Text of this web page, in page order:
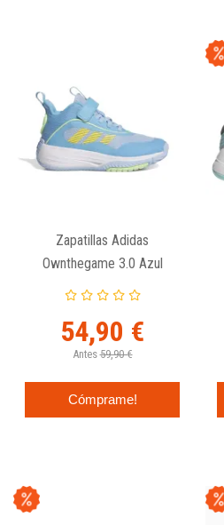
Zapatillas Adidas
Ownthegame 3.0 Azul
54,90 €
Antes 59,90 €
Cómprame!